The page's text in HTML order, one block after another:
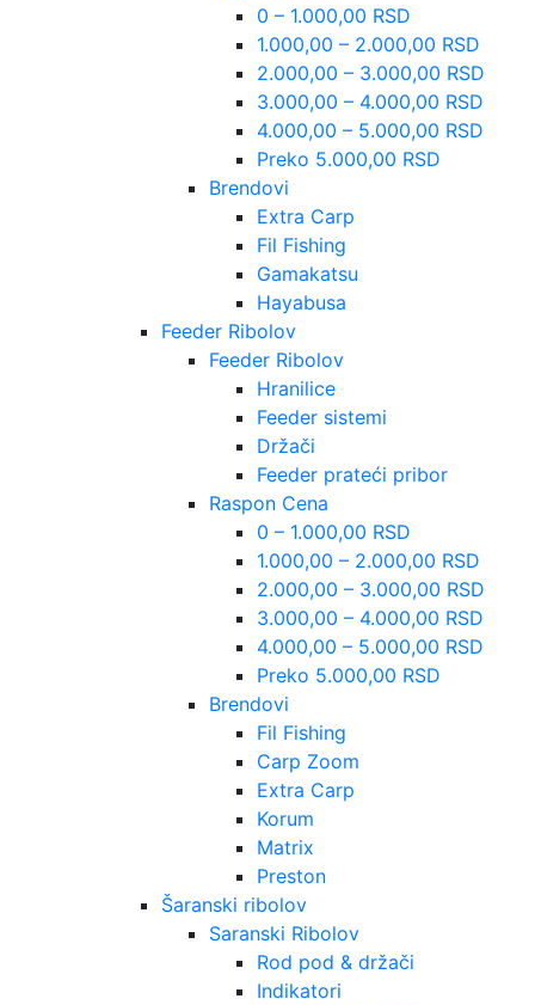
0 – 1.000,00 RSD
1.000,00 – 2.000,00 RSD
2.000,00 – 3.000,00 RSD
3.000,00 – 4.000,00 RSD
4.000,00 – 5.000,00 RSD
Preko 5.000,00 RSD
Brendovi
Extra Carp
Fil Fishing
Gamakatsu
Hayabusa
Feeder Ribolov
Feeder Ribolov
Hranilice
Feeder sistemi
Držači
Feeder prateći pribor
Raspon Cena
0 – 1.000,00 RSD
1.000,00 – 2.000,00 RSD
2.000,00 – 3.000,00 RSD
3.000,00 – 4.000,00 RSD
4.000,00 – 5.000,00 RSD
Preko 5.000,00 RSD
Brendovi
Fil Fishing
Carp Zoom
Extra Carp
Korum
Matrix
Preston
Šaranski ribolov
Saranski Ribolov
Rod pod & držači
Indikatori